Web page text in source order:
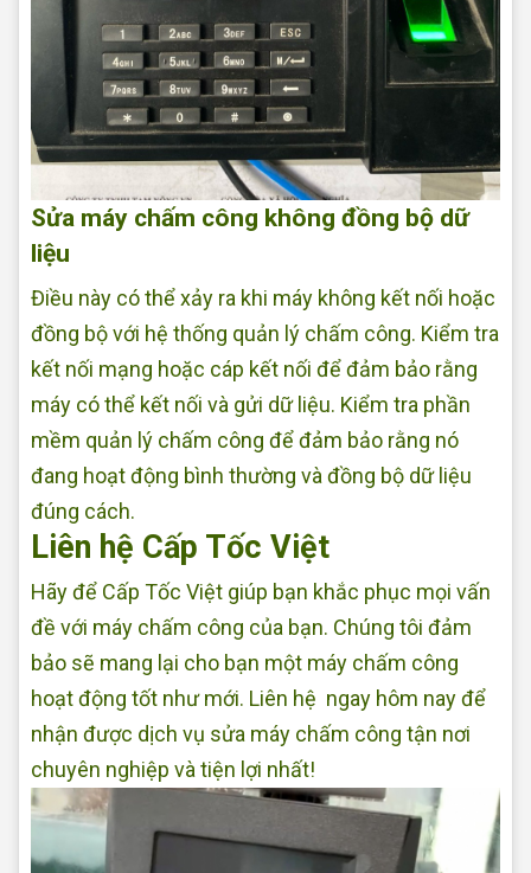
Sửa máy chấm công không đồng bộ dữ
liệu
Điều này có thể xảy ra khi máy không kết nối hoặc
đồng bộ với hệ thống quản lý chấm công. Kiểm tra
kết nối mạng hoặc cáp kết nối để đảm bảo rằng
máy có thể kết nối và gửi dữ liệu. Kiểm tra phần
mềm quản lý chấm công để đảm bảo rằng nó
đang hoạt động bình thường và đồng bộ dữ liệu
đúng cách.
Liên hệ Cấp Tốc Việt
Hãy để Cấp Tốc Việt giúp bạn khắc phục mọi vấn
đề với máy chấm công của bạn. Chúng tôi đảm
bảo sẽ mang lại cho bạn một máy chấm công
hoạt động tốt như mới. Liên hệ ngay hôm nay để
nhận được dịch vụ sửa máy chấm công tận nơi
chuyên nghiệp và tiện lợi nhất!